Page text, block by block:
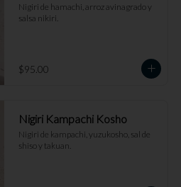
Nigiri de hamachi, arroz avinagrado y
salsa nikiri.
$95.00
Nigiri Kampachi Kosho
Nigiri de kampachi, yuzukosho, sal de
shiso y takuan.